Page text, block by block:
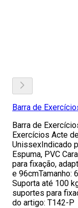
Barra de
Barra de
Exercícios Acte
UnissexIndicado
Espuma, PVC
para fixação,
e 96cmTamanho:
Suporta até 100
suportes para
do artigo: T142-P